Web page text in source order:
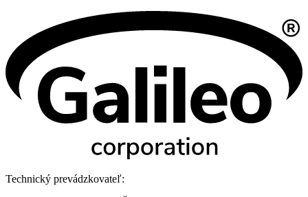
Technický prevádzkovateľ: